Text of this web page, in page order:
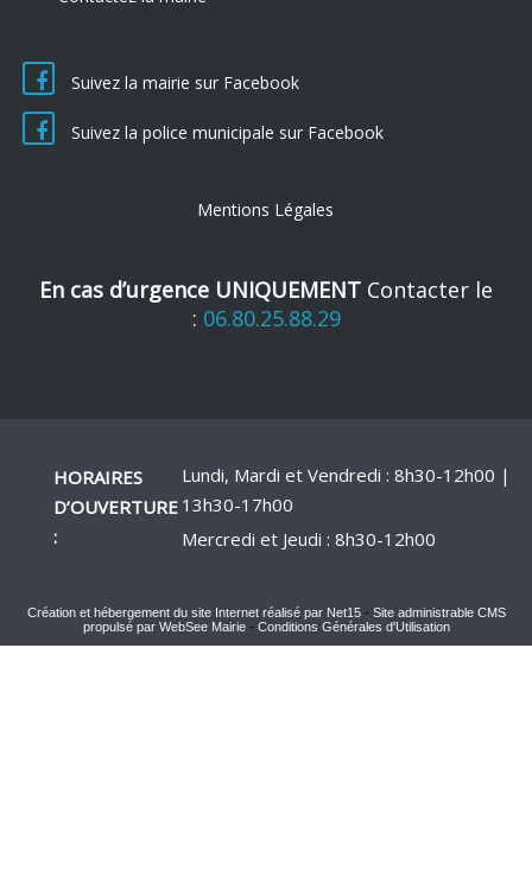
Suivez la mairie sur Facebook
Suivez la police municipale sur Facebook
Mentions Légales
En cas d’urgence UNIQUEMENT Contacter le
: 06.80.25.88.29
HORAIRES
D’OUVERTURE
:
Lundi, Mardi et Vendredi : 8h30-12h00 |
13h30-17h00
Mercredi et Jeudi : 8h30-12h00
Création et hébergement du site Internet réalisé par Net15- Site administrable CMS
propulsé par WebSee Mairie- Conditions Générales d'Utilisation